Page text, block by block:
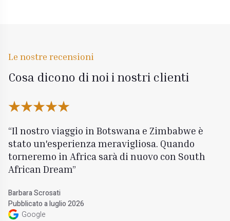
Le nostre recensioni
Cosa dicono di noi i nostri clienti
Il nostro viaggio in Botswana e Zimbabwe è
stato un'esperienza meravigliosa. Quando
torneremo in Africa sarà di nuovo con South
African Dream
Barbara Scrosati
Pubblicato a luglio 2026
Google